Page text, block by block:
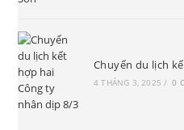
Chuyến du lịch
4 THÁNG 3, 2025 / 0